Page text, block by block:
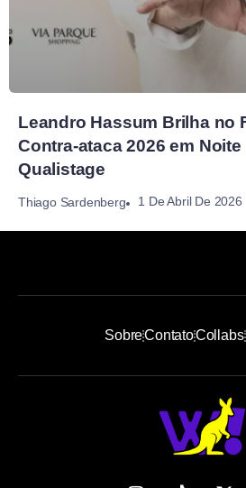
Leandro Hassum Brilha no
Contra-ataca 2026 em
Qualistage
Thiago Sardenberg 1 De Abril De 2026
SobreContatoCollabs